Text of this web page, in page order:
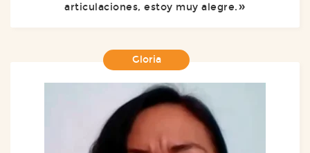
articulaciones, estoy muy alegre.
Gloria